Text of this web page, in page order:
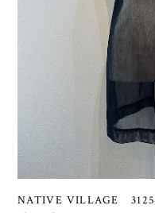
NATIVE VILLAGE